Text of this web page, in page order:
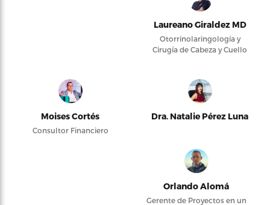
Laureano Giraldez MD
Otorrinolaringología y
Cirugía de Cabeza y Cuello
Moises Cortés
Consultor Financiero
Dra. Natalie Pérez Luna
Orlando Alomá
Gerente de Proyectos en un